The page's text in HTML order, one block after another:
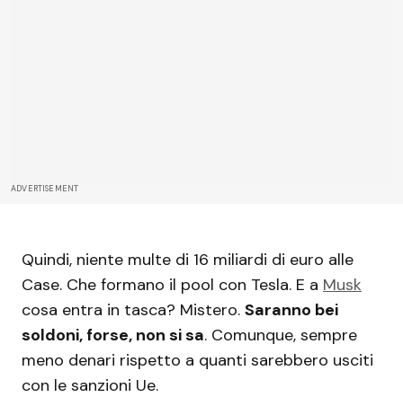
ADVERTISEMENT
Quindi, niente multe di 16 miliardi di euro alle
Case. Che formano il pool con Tesla. E a Musk
cosa entra in tasca? Mistero. Saranno bei
soldoni, forse, non si sa. Comunque, sempre
meno denari rispetto a quanti sarebbero usciti
con le sanzioni Ue.